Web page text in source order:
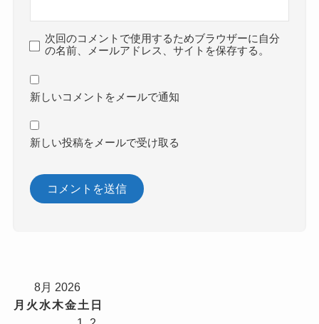
次回のコメントで使用するためブラウザーに自分
の名前、メールアドレス、サイトを保存する。
新しいコメントをメールで通知
新しい投稿をメールで受け取る
8月 2026
月 火 水木金土 日